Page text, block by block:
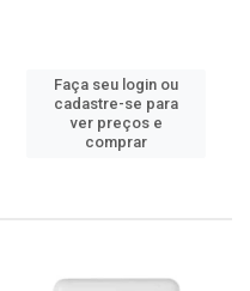
Faça seu login ou
cadastre-se para
ver preços e
comprar